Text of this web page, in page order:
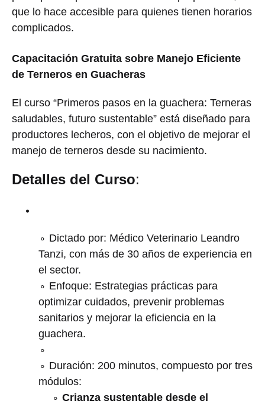
que lo hace accesible para quienes tienen horarios
complicados.
Capacitación Gratuita sobre Manejo Eficiente
de Terneros en Guacheras
El curso “Primeros pasos en la guachera: Terneras
saludables, futuro sustentable” está diseñado para
productores lecheros, con el objetivo de mejorar el
manejo de terneros desde su nacimiento.
Detalles del Curso:
Dictado por: Médico Veterinario Leandro
Tanzi, con más de 30 años de experiencia en
el sector.
Enfoque: Estrategias prácticas para
optimizar cuidados, prevenir problemas
sanitarios y mejorar la eficiencia en la
guachera.
Duración: 200 minutos, compuesto por tres
módulos:
Crianza sustentable desde el